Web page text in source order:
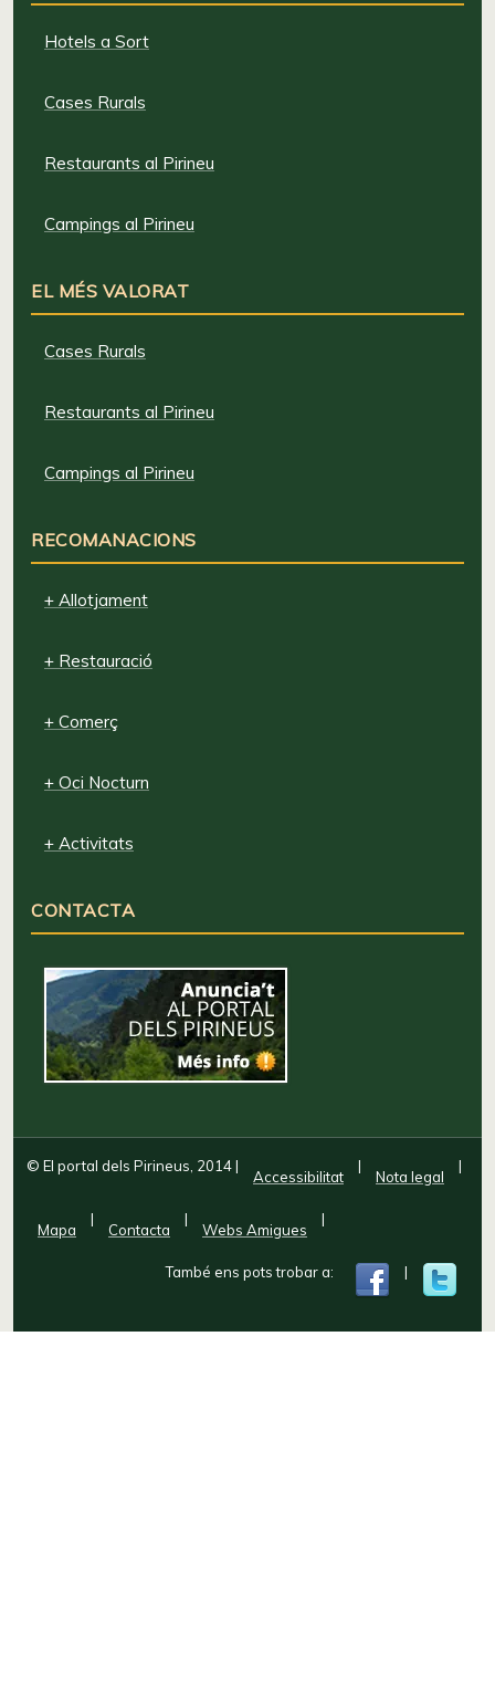
Hotels a Sort
Cases Rurals
Restaurants al Pirineu
Campings al Pirineu
EL MÉS VALORAT
Cases Rurals
Restaurants al Pirineu
Campings al Pirineu
RECOMANACIONS
+ Allotjament
+ Restauració
+ Comerç
+ Oci Nocturn
+ Activitats
CONTACTA
© El portal dels Pirineus, 2014|
Accessibilitat
|
Nota legal
|
Mapa
|
Contacta
|
Webs Amigues
|
També ens pots trobar a: |